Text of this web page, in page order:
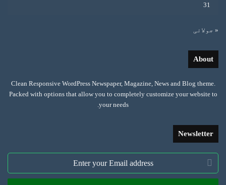
31
« جولائی
About
Clean Responsive WordPress Newspaper, Magazine, News and Blog theme.
Packed with options that allow you to completely customize your website to
your needs.
Newsletter
Enter
your
Email